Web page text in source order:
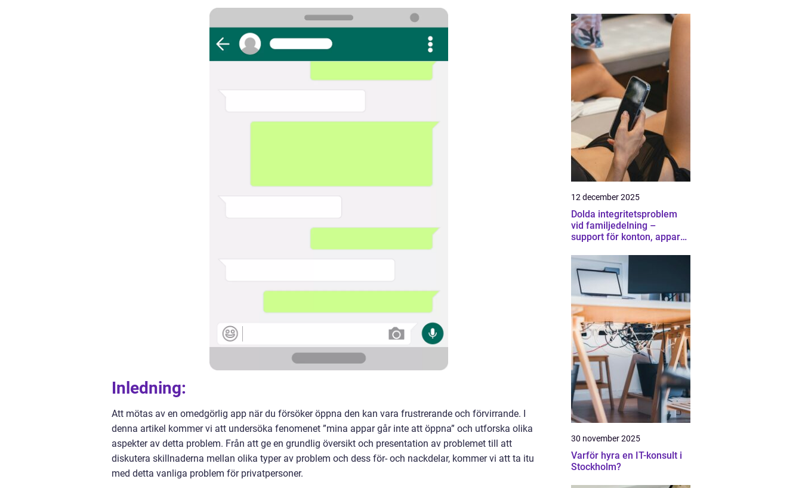
Inledning:
Att mötas av en omedgörlig app när du försöker öppna den kan vara frustrerande och förvirrande. I
denna artikel kommer vi att undersöka fenomenet ”mina appar går inte att öppna” och utforska olika
aspekter av detta problem. Från att ge en grundlig översikt och presentation av problemet till att
diskutera skillnaderna mellan olika typer av problem och dess för- och nackdelar, kommer vi att ta itu
med detta vanliga problem för privatpersoner.
12 december 2025
Dolda integritetsproblem
vid familjedelning –
support för konton, appar
30 november 2025
Varför hyra en IT-konsult i
Stockholm?